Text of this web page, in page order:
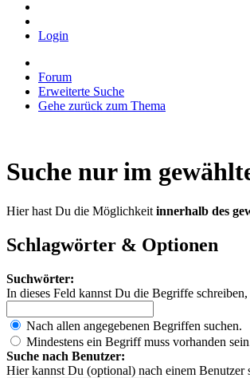
Login
Forum
Erweiterte Suche
Gehe zurück zum Thema
Suche nur im
Hier hast Du die Möglichkeit innerhalb des
Schlagwörter & Optionen
Suchwörter:
In dieses Feld kannst Du die Begriffe
Nach allen angegebenen Begriffen suchen.
Mindestens ein Begriff muss vorhanden
Suche nach Benutzer:
Hier kannst Du (optional) nach einem Benutzer